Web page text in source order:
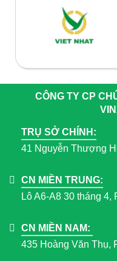
CÔNG TY CP
TRỤ SỞ CHÍNH:
41 Nguyễn Thượng
CN MIỀN TRUNG:
Lô A6-A8 30 tháng
CN MIỀN NAM:
435 Hoàng Văn Thụ,